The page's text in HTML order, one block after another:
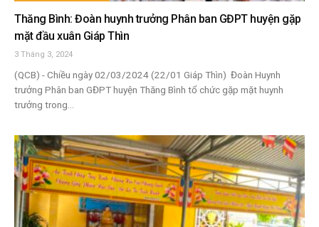
Thăng Bình: Đoàn huynh trưởng Phân ban GĐPT huyện gặp
mặt đầu xuân Giáp Thìn
3 Tháng 3, 2024
(QCB) - Chiều ngày 02/03/2024 (22/01 Giáp Thìn) Đoàn Huynh
trưởng Phân ban GĐPT huyện Thăng Bình tổ chức gặp mặt huynh
trưởng trong...